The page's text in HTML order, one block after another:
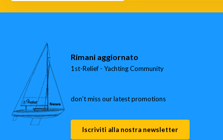
Rimani aggiornato
1st-Relief - Yachting Community
don’t miss our latest promotions
Iscriviti alla nostra newsletter